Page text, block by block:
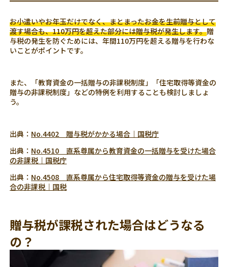
お小遣いやお年玉だけでなく、まとまったお金を生前贈与として
渡す場合も、110万円を超えた部分には贈与税が発生します。贈
与税の発生を防ぐためには、年間110万円を超える贈与を行わな
いことがポイントです。
また、「教育資金の一括贈与の非課税制度」「住宅取得等資金の
贈与の非課税制度」などの特例を利用することも検討しましょ
う。
出典： No.4402 贈与税がかかる場合｜国税庁
出典： No.4510 直系尊属から教育資金の一括贈与を受けた場合
の非課税｜国税庁
出典： No.4508 直系尊属から住宅取得等資金の贈与を受けた場
合の非課税｜国税
贈与税が課税された場合はどうなる
の？